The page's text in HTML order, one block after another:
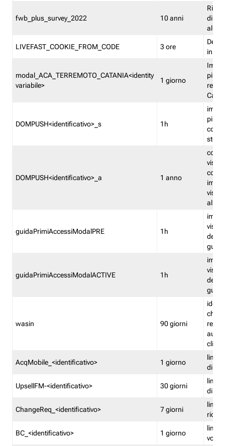
fwb_plus_survey_2022 10 anni
di
LIVEFAST_COOKIE_FROM_CODE 3 ore
in
modal_ACA_TERREMOTO_CATANIA<identity
variabile>
1 giorno
più
DOMPUSH<identificativo>_s 1h
più
DOMPUSH<identificativo>_a 1 anno
guidaPrimiAccessiModalPRE 1h
della
guidaPrimiAccessiModalACTIVE 1h
della
wasin 90 giorni
che
rete
clienti
AcqMobile_<identificativo> 1 giorno
limita
di
UpsellFM-<identificativo> 30 giorni
limita
di
ChangeReq_<identificativo> 7 giorni
limita
BC_<identificativo> 1 giorno
limita